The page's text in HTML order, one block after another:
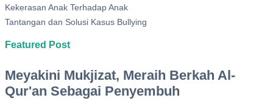
Kekerasan Anak Terhadap Anak
Tantangan dan Solusi Kasus Bullying
Featured Post
Meyakini Mukjizat, Meraih Berkah Al-
Qur'an Sebagai Penyembuh